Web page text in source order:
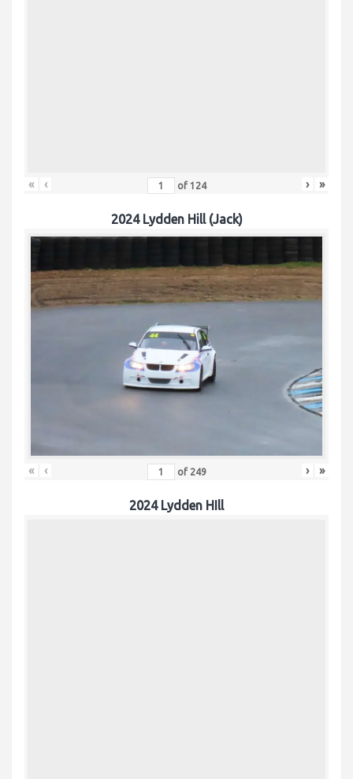
« ‹ of 124 › »
2024 Lydden Hill (Jack)
« ‹ of 249 › »
2024 Lydden HIll